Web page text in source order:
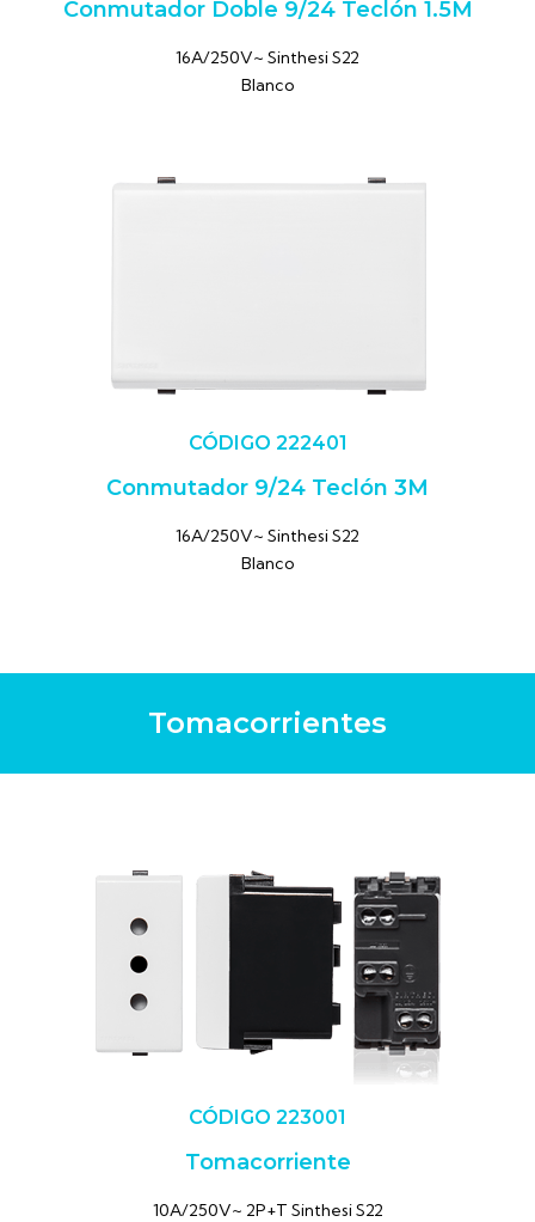
Conmutador Doble 9/24 Teclón 1.5M
16A/250V~ Sinthesi S22
Blanco
CÓDIGO 222401
Conmutador 9/24 Teclón 3M
16A/250V~ Sinthesi S22
Blanco
Tomacorrientes
CÓDIGO 223001
Tomacorriente
10A/250V~ 2P+T Sinthesi S22